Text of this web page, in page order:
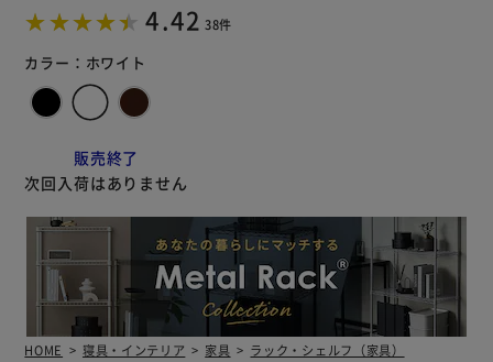
4.42 38件
カラー： ホワイト
販売終了
次回入荷はありません
HOME 寝具・インテリア 家具
ラック・シェルフ（家具）
カートに入れる